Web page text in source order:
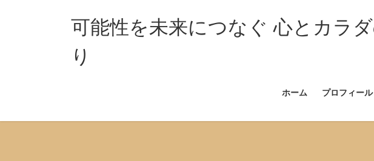
ッ
移
可能性を未来につなぐ 心とカラダ
り 「ココカラミ
ホーム プロフィール